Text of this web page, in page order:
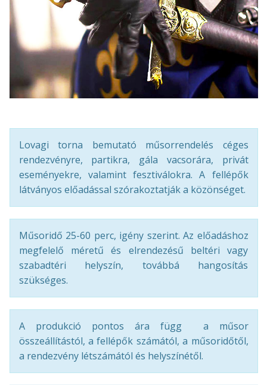
Lovagi torna bemutató műsorrendelés céges
rendezvényre, partikra, gála vacsorára, privát
eseményekre, valamint fesztiválokra. A fellépők
látványos előadással szórakoztatják a közönséget.
Műsoridő 25-60 perc, igény szerint. Az előadáshoz
megfelelő méretű és elrendezésű beltéri vagy
szabadtéri helyszín, továbbá hangosítás
szükséges.
A produkció pontos ára függ a műsor
összeállítástól, a fellépők számától, a műsoridőtől,
a rendezvény létszámától és helyszínétől.